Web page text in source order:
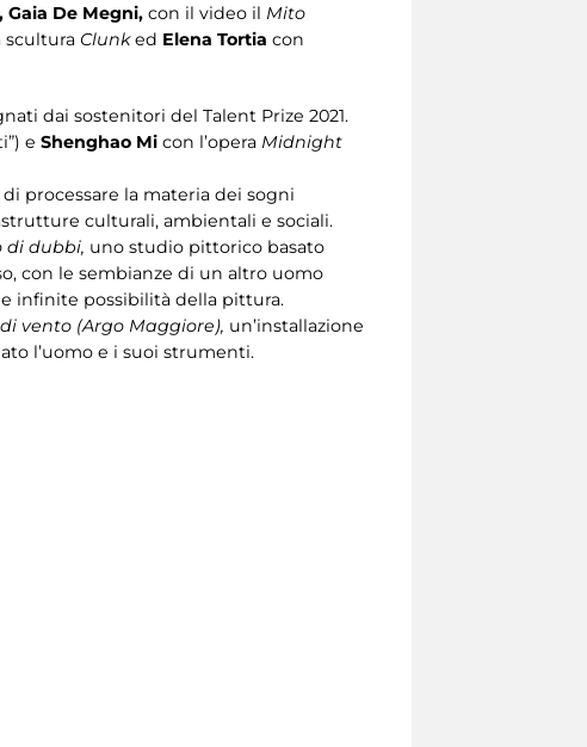
, Gaia De Megni, con il video il Mito
scultura Clunked Elena Tortia con
dai sostenitori del Talent Prize 2021.
e Shenghao Mi con l’opera Midnight
processare la materia dei sogni
culturali, ambientali e sociali.
di dubbi, uno studio pittorico basato
con le sembianze di un altro uomo
infinite possibilità della pittura.
vento (Argo Maggiore), un’installazione
l’uomo e i suoi strumenti.